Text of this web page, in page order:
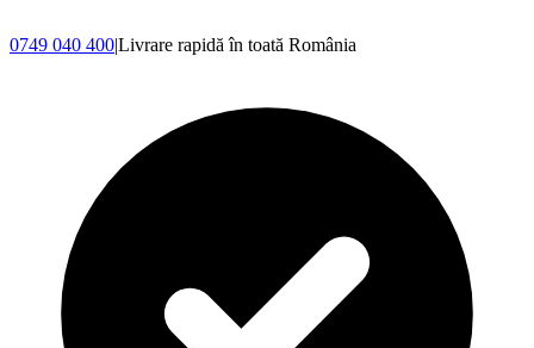
0749 040 400|Livrare rapidă în toată România